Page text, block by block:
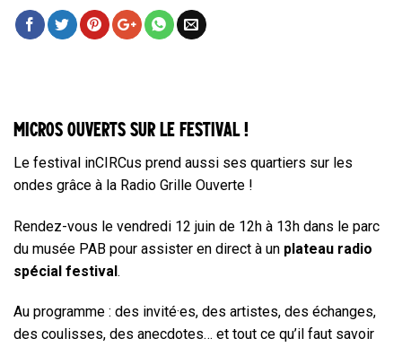
MICROS OUVERTS SUR LE FESTIVAL !
Le festival inCIRCus prend aussi ses quartiers sur les
ondes grâce à la Radio Grille Ouverte !
Rendez-vous le vendredi 12 juin de 12h à 13h dans le parc
du musée PAB pour assister en direct à un plateau radio
spécial festival.
Au programme : des invité·es, des artistes, des échanges,
des coulisses, des anecdotes… et tout ce qu’il faut savoir